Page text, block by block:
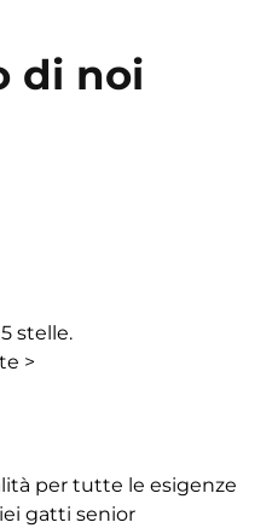
di noi
stelle.
>
per tutte le esigenze
gatti senior